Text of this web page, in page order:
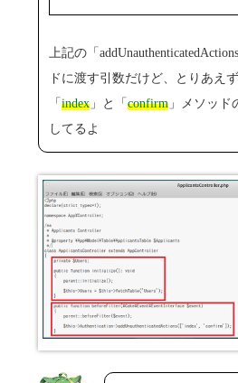
上記の「
ドに渡す引数だけど、とりあえ
「index 」と「confirm 」メソッド
してるよ